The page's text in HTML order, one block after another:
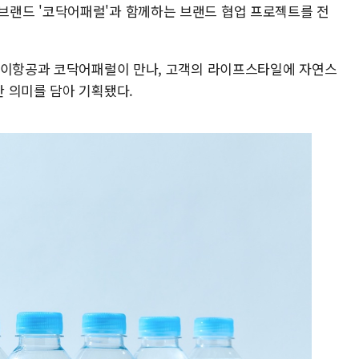
랜드 '코닥어패럴'과 함께하는 브랜드 협업 프로젝트를 전
항공과 코닥어패럴이 만나, 고객의 라이프스타일에 자연스
의미를 담아 기획됐다.